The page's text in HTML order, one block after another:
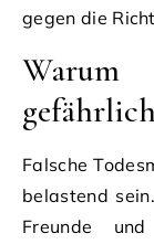
gegen die
Falsche
belastend
Freunde